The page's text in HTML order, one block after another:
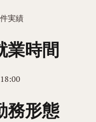
実績
業時間
務形態